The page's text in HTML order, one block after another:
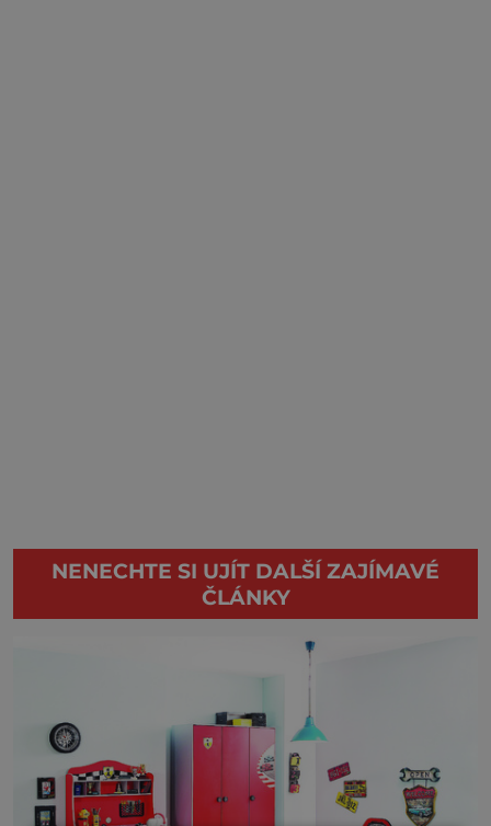
NENECHTE SI UJÍT DALŠÍ ZAJÍMAVÉ
ČLÁNKY